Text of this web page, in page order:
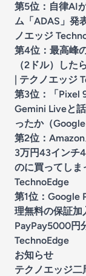
第5位： 自律AI
ム「ADAS」発
ノエッジ
第4位： 最高峰
（2ドル）した
| テクノエッジ
第3位：
「Pixel
Gemini Liveと
ったか（
第2位：
3万円43インチ
のに買ってしま
TechnoEdge
第1位： Google
理無料の保証加
PayPay5000円
TechnoEdge
お知らせ
テクノエッジ二